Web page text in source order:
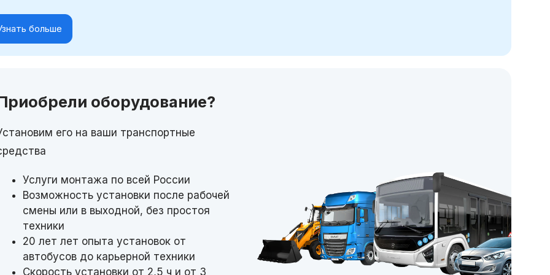
больше
оборудование?
его на ваши транспортные
Услуги монтажа по всей России
Возможность установки после рабочей
смены или в выходной, без простоя
техники
20 лет лет опыта установок от
автобусов до карьерной техники
Скорость установки от 2,5 ч и от 3